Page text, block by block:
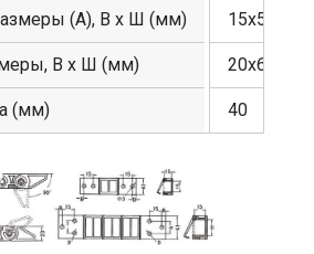
(A), В х Ш (мм)
В х Ш (мм)
(мм)
15х50
20х63
40